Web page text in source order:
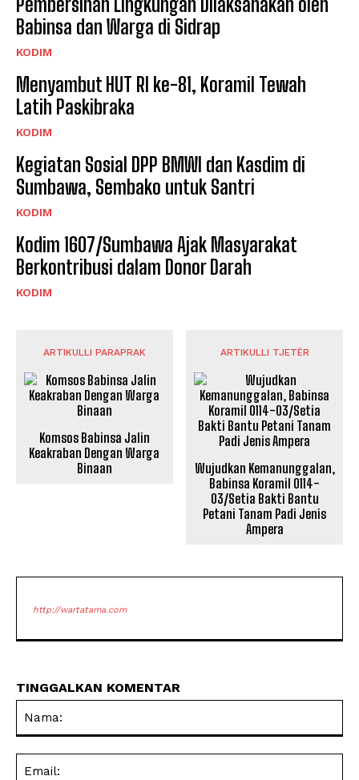
Babinsa dan Warga di Sidrap
KODIM
Menyambut HUT RI ke-81, Koramil Tewah
Latih Paskibraka
KODIM
Kegiatan Sosial DPP BMWI dan Kasdim di
Sumbawa, Sembako untuk Santri
KODIM
Kodim 1607/Sumbawa Ajak Masyarakat
Berkontribusi dalam Donor Darah
KODIM
ARTIKULLI PARAPRAK
Komsos Babinsa Jalin
Keakraban Dengan Warga
Binaan
ARTIKULLI TJETËR
Wujudkan Kemanunggalan,
Babinsa Koramil 0114-
03/Setia Bakti Bantu
Petani Tanam Padi Jenis
Ampera
http://wartatama.com
TINGGALKAN KOMENTAR